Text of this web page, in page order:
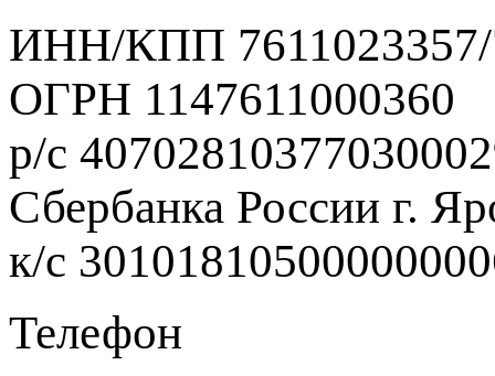
ИНН/КПП 7611023357/
ОГРН 1147611000360
р/с
Сбербанка России г.
к/с
Телефон